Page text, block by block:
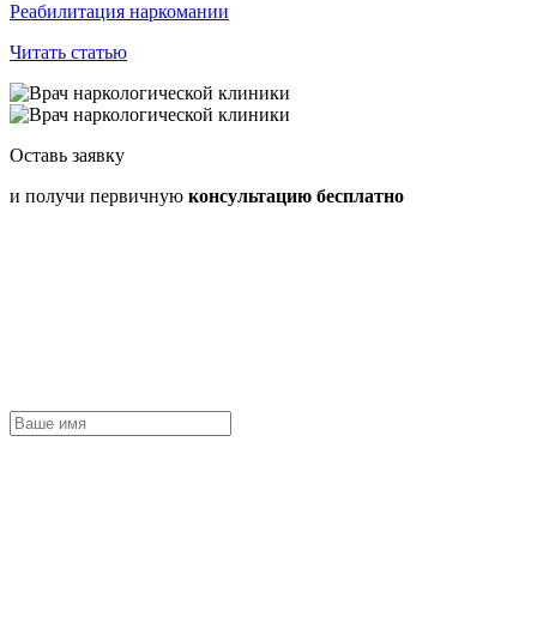
Реабилитация наркомании
Читать статью
Оставь заявку
и получи первичную консультацию бесплатно